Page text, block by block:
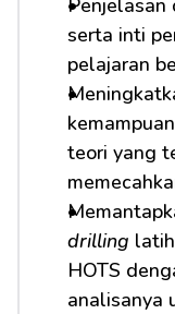
Penjelasan
serta inti
pelajaran
teori yang
drilling
HOTS